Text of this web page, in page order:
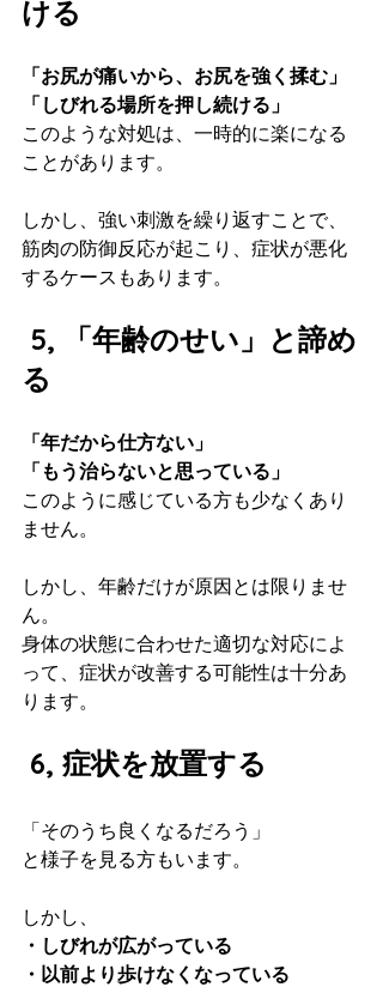
ける
「お尻が痛いから、お尻を強く揉む」
「しびれる場所を押し続ける」
このような対処は、一時的に楽になる
ことがあります。
しかし、強い刺激を繰り返すことで、
筋肉の防御反応が起こり、症状が悪化
するケースもあります。
5, 「年齢のせい」と諦め
る
「年だから仕方ない」
「もう治らないと思っている」
このように感じている方も少なくあり
ません。
しかし、年齢だけが原因とは限りませ
ん。
身体の状態に合わせた適切な対応によ
って、症状が改善する可能性は十分あ
ります。
6, 症状を放置する
「そのうち良くなるだろう」
と様子を見る方もいます。
しかし、
・しびれが広がっている
・以前より歩けなくなっている